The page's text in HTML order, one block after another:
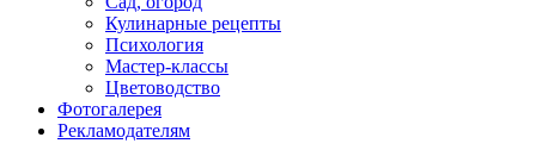
Кулинарные рецепты
Психология
Мастер-классы
Цветоводство
Фотогалерея
Рекламодателям